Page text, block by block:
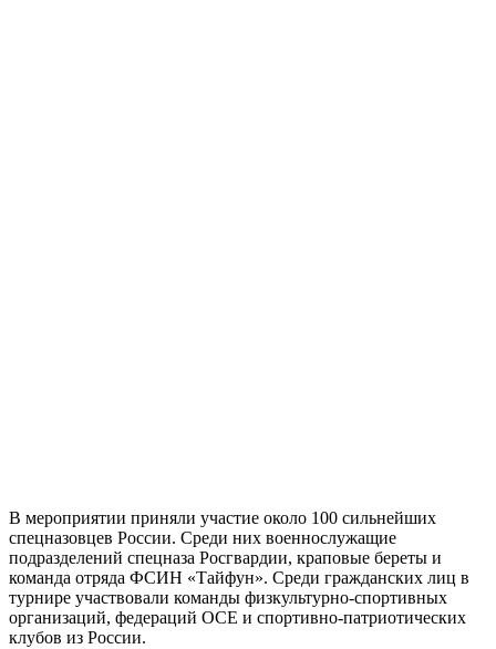
В мероприятии приняли участие около 100 сильнейших
спецназовцев России. Среди них военнослужащие
подразделений спецназа Росгвардии, краповые береты и
команда отряда ФСИН «Тайфун». Среди гражданских лиц в
турнире участвовали команды физкультурно-спортивных
организаций, федераций ОСЕ и спортивно-патриотических
клубов из России.